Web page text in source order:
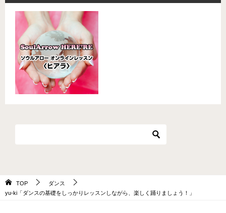
TOP
ダンス
yu-ki「ダンスの基礎をしっかりレッスンしながら、楽しく踊りましょう！」